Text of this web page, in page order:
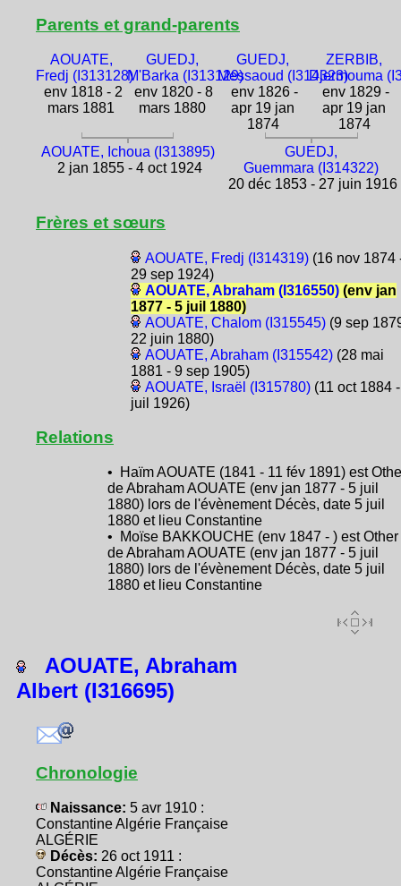
Parents et grand-parents
AOUATE,
Fredj (I313128)
env 1818 - 2
mars 1881
GUEDJ,
M'Barka (I313129)
env 1820 - 8
mars 1880
GUEDJ,
Messaoud (I314323)
env 1826 -
apr 19 jan
1874
ZERBIB,
Djermouma
env 1829 -
apr 19 jan
1874
AOUATE, Ichoua (I313895)
2 jan 1855 - 4 oct 1924
GUEDJ,
Guemmara (I314322)
20 déc 1853 - 27 juin 1916
Frères et sœurs
AOUATE, Fredj (I314319)(16 nov 1874
29 sep 1924)
AOUATE, Abraham (I316550)(env jan
1877 - 5 juil 1880)
AOUATE, Chalom (I315545)(9 sep
22 juin 1880)
AOUATE, Abraham (I315542)(28 mai
1881 - 9 sep 1905)
AOUATE, Israël (I315780)(11 oct 1884
juil 1926)
Relations
• Haïm AOUATE (1841 - 11 fév 1891) est
de Abraham AOUATE (env jan 1877 - 5 juil
1880) lors de l'évènement Décès, date 5 juil
1880 et lieu Constantine
• Moïse BAKKOUCHE (env 1847 - ) est Other
de Abraham AOUATE (env jan 1877 - 5 juil
1880) lors de l'évènement Décès, date 5 juil
1880 et lieu Constantine
AOUATE, Abraham
Albert (I316695)
Chronologie
Naissance: 5 avr 1910 :
Constantine Algérie Française
ALGÉRIE
Décès: 26 oct 1911 :
Constantine Algérie Française